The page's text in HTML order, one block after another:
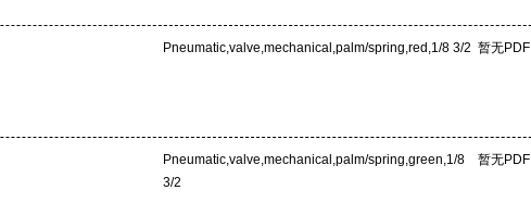
Pneumatic,valve,mechanical,palm/spring,red,1/8 3/2 暂无PDF
Pneumatic,valve,mechanical,palm/spring,green,1/8
3/2
暂无PDF